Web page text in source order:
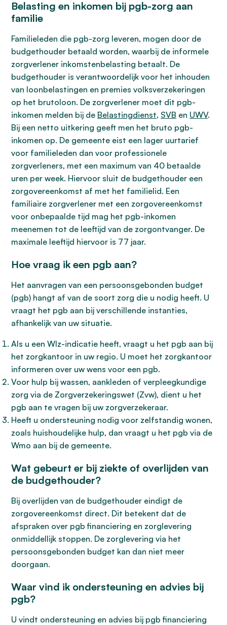
Belasting en inkomen bij pgb-zorg aan
familie
Familieleden die pgb-zorg leveren, mogen door de
budgethouder betaald worden, waarbij de informele
zorgverlener inkomstenbelasting betaalt. De
budgethouder is verantwoordelijk voor het inhouden
van loonbelastingen en premies volksverzekeringen
op het brutoloon. De zorgverlener moet dit pgb-
inkomen melden bij de Belastingdienst, SVB en UWV.
Bij een netto uitkering geeft men het bruto pgb-
inkomen op. De gemeente eist een lager uurtarief
voor familieleden dan voor professionele
zorgverleners, met een maximum van 40 betaalde
uren per week. Hiervoor sluit de budgethouder een
zorgovereenkomst af met het familielid. Een
familiaire zorgverlener met een zorgovereenkomst
voor onbepaalde tijd mag het pgb-inkomen
meenemen tot de leeftijd van de zorgontvanger. De
maximale leeftijd hiervoor is 77 jaar.
Hoe vraag ik een pgb aan?
Het aanvragen van een persoonsgebonden budget
(pgb) hangt af van de soort zorg die u nodig heeft. U
vraagt het pgb aan bij verschillende instanties,
afhankelijk van uw situatie.
Als u een Wlz-indicatie heeft, vraagt u het pgb aan bij
het zorgkantoor in uw regio. U moet het zorgkantoor
informeren over uw wens voor een pgb.
Voor hulp bij wassen, aankleden of verpleegkundige
zorg via de Zorgverzekeringswet (Zvw), dient u het
pgb aan te vragen bij uw zorgverzekeraar.
Heeft u ondersteuning nodig voor zelfstandig wonen,
zoals huishoudelijke hulp, dan vraagt u het pgb via de
Wmo aan bij de gemeente.
Wat gebeurt er bij ziekte of overlijden van
de budgethouder?
Bij overlijden van de budgethouder eindigt de
zorgovereenkomst direct. Dit betekent dat de
afspraken over pgb financiering en zorglevering
onmiddellijk stoppen. De zorglevering via het
persoonsgebonden budget kan dan niet meer
doorgaan.
Waar vind ik ondersteuning en advies bij
pgb?
U vindt ondersteuning en advies bij pgb financiering